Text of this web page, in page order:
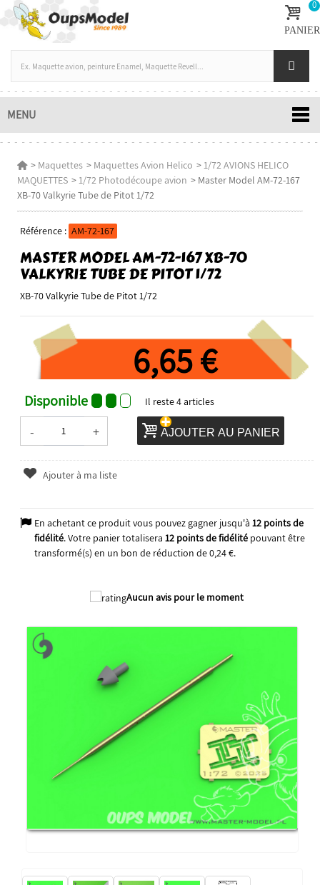
0
PANIER
MENU
> Maquettes > Maquettes Avion Helico >1/72 AVIONS HELICO
MAQUETTES >1/72 Photodécoupe avion > Master Model AM-72-167
XB-70 Valkyrie Tube de Pitot 1/72
Référence : AM-72-167
MASTER MODEL AM-72-167 XB-70
VALKYRIE TUBE DE PITOT 1/72
XB-70 Valkyrie Tube de Pitot 1/72
6,65 €
Disponible Il reste4articles
- + AJOUTER AU PANIER
Ajouter à ma liste
En achetant ce produit vous pouvez gagner jusqu'à 12points de
fidélité. Votre panier totalisera 12points de fidélitépouvant être
transformé(s) en un bon de réduction de0,24 €.
Aucun avis pour le moment
2026